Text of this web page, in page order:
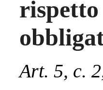
Art. 5, c.